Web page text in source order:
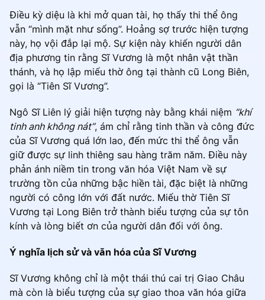
Điều kỳ diệu là khi mở quan tài, họ thấy thi thể ông
vẫn “mình mặt như sống”. Hoảng sợ trước hiện tượng
này, họ vội đắp lại mộ. Sự kiện này khiến người dân
địa phương tin rằng Sĩ Vương là một nhân vật thần
thánh, và họ lập miếu thờ ông tại thành cũ Long Biên,
gọi là “Tiên Sĩ Vương”.
Ngô Sĩ Liên lý giải hiện tượng này bằng khái niệm “khí
tinh anh không nát”, ám chỉ rằng tinh thần và công đức
của Sĩ Vương quá lớn lao, đến mức thi thể ông vẫn
giữ được sự linh thiêng sau hàng trăm năm. Điều này
phản ánh niềm tin trong văn hóa Việt Nam về sự
trường tồn của những bậc hiền tài, đặc biệt là những
người có công lớn với đất nước. Miếu thờ Tiên Sĩ
Vương tại Long Biên trở thành biểu tượng của sự tôn
kính và lòng biết ơn của người dân đối với ông.
Ý nghĩa lịch sử và văn hóa của Sĩ Vương
Sĩ Vương không chỉ là một thái thú cai trị Giao Châu
mà còn là biểu tượng của sự giao thoa văn hóa giữa